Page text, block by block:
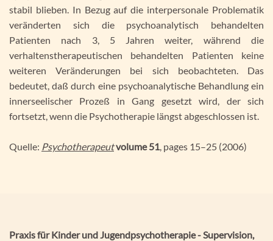
stabil blieben. In Bezug auf die interpersonale Problematik
veränderten sich die psychoanalytisch behandelten
Patienten nach 3, 5 Jahren weiter, während die
verhaltenstherapeutischen behandelten Patienten keine
weiteren Veränderungen bei sich beobachteten. Das
bedeutet, daß durch eine psychoanalytische Behandlung ein
innerseelischer Prozeß in Gang gesetzt wird, der sich
fortsetzt, wenn die Psychotherapie längst abgeschlossen ist.
Quelle: Psychotherapeutvolume51, pages 15–25 (2006)
Praxis für Kinder und Jugendpsychotherapie - Supervision,